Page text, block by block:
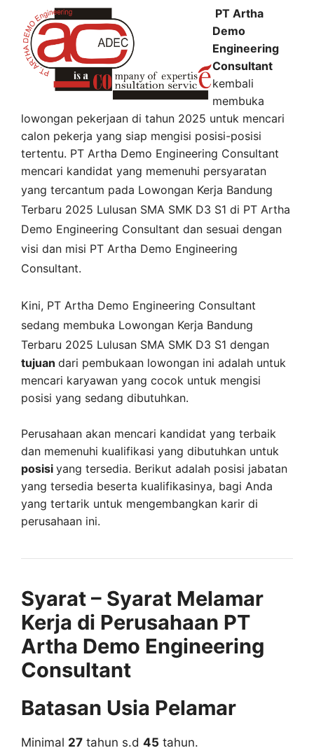
PT Artha
Demo
Engineering
Consultant
kembali
membuka
lowongan pekerjaan di tahun 2025 untuk mencari
calon pekerja yang siap mengisi posisi-posisi
tertentu. PT Artha Demo Engineering Consultant
mencari kandidat yang memenuhi persyaratan
yang tercantum pada Lowongan Kerja Bandung
Terbaru 2025 Lulusan SMA SMK D3 S1 di PT Artha
Demo Engineering Consultant dan sesuai dengan
visi dan misi PT Artha Demo Engineering
Consultant.
Kini, PT Artha Demo Engineering Consultant
sedang membuka Lowongan Kerja Bandung
Terbaru 2025 Lulusan SMA SMK D3 S1 dengan
tujuan dari pembukaan lowongan ini adalah untuk
mencari karyawan yang cocok untuk mengisi
posisi yang sedang dibutuhkan.
Perusahaan akan mencari kandidat yang terbaik
dan memenuhi kualifikasi yang dibutuhkan untuk
posisi yang tersedia. Berikut adalah posisi jabatan
yang tersedia beserta kualifikasinya, bagi Anda
yang tertarik untuk mengembangkan karir di
perusahaan ini.
Syarat – Syarat Melamar
Kerja di Perusahaan PT
Artha Demo Engineering
Consultant
Batasan Usia Pelamar
Minimal 27 tahun s.d 45 tahun.